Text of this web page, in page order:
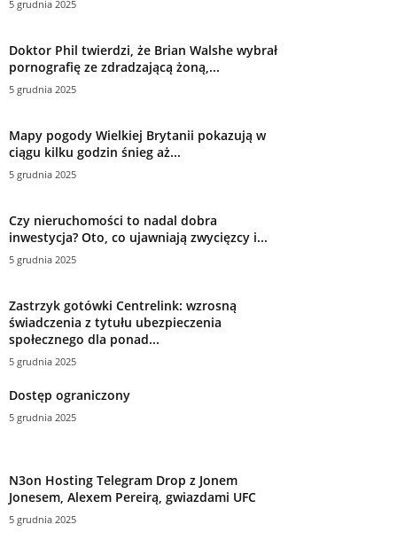
5 grudnia 2025
Doktor Phil twierdzi, że Brian Walshe wybrał
pornografię ze zdradzającą żoną,...
5 grudnia 2025
Mapy pogody Wielkiej Brytanii pokazują w
ciągu kilku godzin śnieg aż...
5 grudnia 2025
Czy nieruchomości to nadal dobra
inwestycja? Oto, co ujawniają zwycięzcy i...
5 grudnia 2025
Zastrzyk gotówki Centrelink: wzrosną
świadczenia z tytułu ubezpieczenia
społecznego dla ponad...
5 grudnia 2025
Dostęp ograniczony
5 grudnia 2025
N3on Hosting Telegram Drop z Jonem
Jonesem, Alexem Pereirą, gwiazdami UFC
5 grudnia 2025